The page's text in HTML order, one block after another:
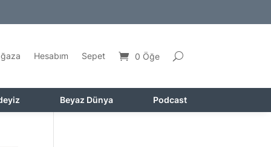
Hesabım Sepet 0 Öğe
Beyaz Dünya Podcast